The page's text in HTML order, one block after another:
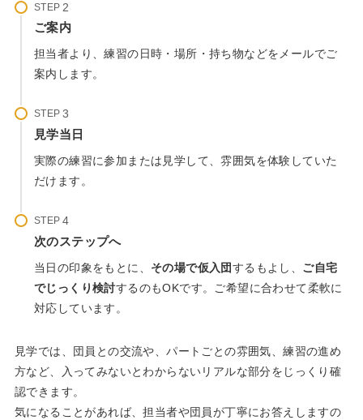
STEP
ご案内
担当者より、練習の日時・場所・持ち物などをメールでご
案内します。
STEP
見学当日
実際の練習に参加または見学して、雰囲気を体験していた
だけます。
STEP
次のステップへ
当日の印象をもとに、 その場で仮入団するもよし、 ご自宅
でじっくり検討するのもOKです。ご希望に合わせて柔軟に
対応しています。
見学では、団員との交流や、パートごとの雰囲気、練習の進め
方など、入ってみないとわからないリアルな部分をじっくり確
認できます。
気になることがあれば、担当者や団員が丁寧にお答えしますの